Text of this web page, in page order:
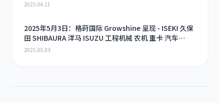
2025.04.11
2025年5月3日：格莳国际 Growshine 呈现 - ISEKI 久保
田 SHIBAURA 洋马 ISUZU 工程机械 农机 重卡 汽车
RHF3 涡轮增压器及配件 海量现货供应
2025.05.03